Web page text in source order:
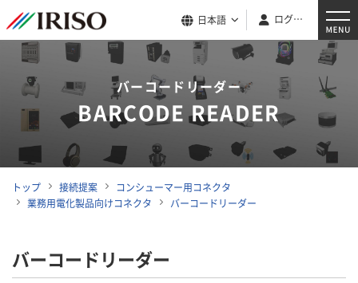
日本語 ログイン
バーコードリーダー
BARCODE READER
トップ 接続提案
コンシューマー用コネクタ
業務用電化製品向けコネクタ
バーコードリーダー
バーコードリーダー